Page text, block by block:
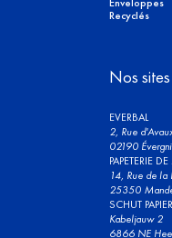
Recyclés
Nos sites
EVERBAL
2, Rue
02190
PAPETERIE
14, Rue de la
25350
SCHUT PAPIER
Kabeljauw 2
6866 NE